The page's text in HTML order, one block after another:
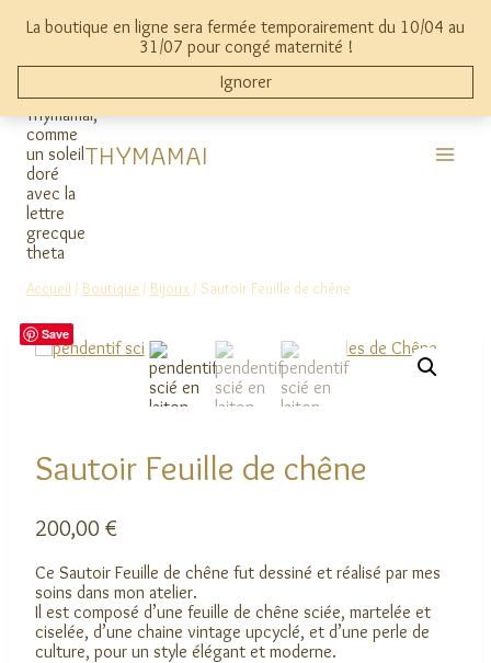
La boutique en ligne sera fermée temporairement du 10/04 au
31/07 pour congé maternité !
Ignorer
0 mon compte
THYMAMAI
Accueil / Boutique / Bijoux / Sautoir Feuille de chêne
Save
Sautoir Feuille de chêne
200,00 €
Ce Sautoir Feuille de chêne fut dessiné et réalisé par mes
soins dans mon atelier.
Il est composé d’une feuille de chêne sciée, martelée et
ciselée, d’une chaine vintage upcyclé, et d’une perle de
culture, pour un style élégant et moderne.